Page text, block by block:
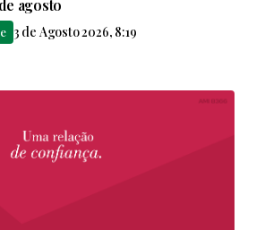
agosto
3 de Agosto 2026, 8:19